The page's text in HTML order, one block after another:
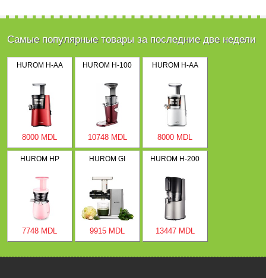
Самые популярные товары за последние две недели
HUROM H-AA
8000 MDL
HUROM H-100
10748 MDL
HUROM H-AA
8000 MDL
HUROM HP
7748 MDL
HUROM GI
9915 MDL
HUROM H-200
13447 MDL